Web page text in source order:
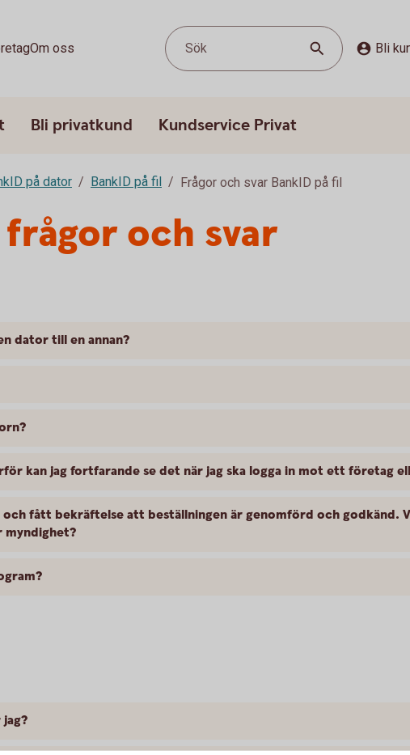
Om oss Sök Bli
Bli privatkund Kundservice Privat
på dator BankID på fil Frågor och svar BankID på fil
och svar
dator till en annan?
kan jag fortfarande se det när jag ska logga in mot ett företag
fått bekräftelse att beställningen är genomförd och godkänd.
myndighet?